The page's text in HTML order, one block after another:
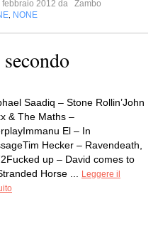
febbraio 2012 da
Zambo
NONE
Saadiq – Stone Rollin’John
& The Maths –
El – In
Hecker – Ravendeath,
up – David comes to
Horse ...
Leggere il